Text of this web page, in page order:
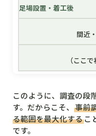
足場設置・着工後
間近
（ここ
このように、調査の段
す。だからこそ、 事前
る範囲を最大化するこ
です。